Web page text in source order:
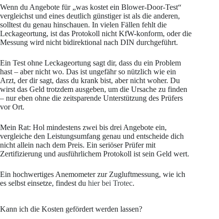
Wenn du Angebote für „was kostet ein Blower-Door-Test“
vergleichst und eines deutlich günstiger ist als die anderen,
solltest du genau hinschauen. In vielen Fällen fehlt die
Leckageortung, ist das Protokoll nicht KfW-konform, oder die
Messung wird nicht bidirektional nach DIN durchgeführt.
Ein Test ohne Leckageortung sagt dir, dass du ein Problem
hast – aber nicht wo. Das ist ungefähr so nützlich wie ein
Arzt, der dir sagt, dass du krank bist, aber nicht woher. Du
wirst das Geld trotzdem ausgeben, um die Ursache zu finden
– nur eben ohne die zeitsparende Unterstützung des Prüfers
vor Ort.
Mein Rat: Hol mindestens zwei bis drei Angebote ein,
vergleiche den Leistungsumfang genau und entscheide dich
nicht allein nach dem Preis. Ein seriöser Prüfer mit
Zertifizierung und ausführlichem Protokoll ist sein Geld wert.
Ein hochwertiges Anemometer zur Zugluftmessung, wie ich
es selbst einsetze, findest du hier bei Trotec.
Kann ich die Kosten gefördert werden lassen?